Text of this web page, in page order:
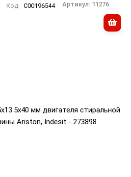
Код: C00196544 Артикул: 11276